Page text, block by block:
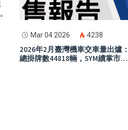
Mar 04 2026 4238
2026年2月臺灣機車交車量出爐：
總掛牌數44818輛，SYM續掌市場